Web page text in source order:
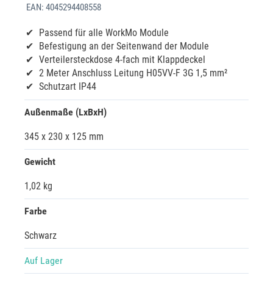
EAN: 4045294408558
Passend für alle WorkMo Module
Befestigung an der Seitenwand der Module
Verteilersteckdose 4-fach mit Klappdeckel
2 Meter Anschluss Leitung H05VV-F 3G 1,5 mm²
Schutzart IP44
Außenmaße (LxBxH)
345 x 230 x 125 mm
Gewicht
1,02 kg
Farbe
Schwarz
Auf Lager